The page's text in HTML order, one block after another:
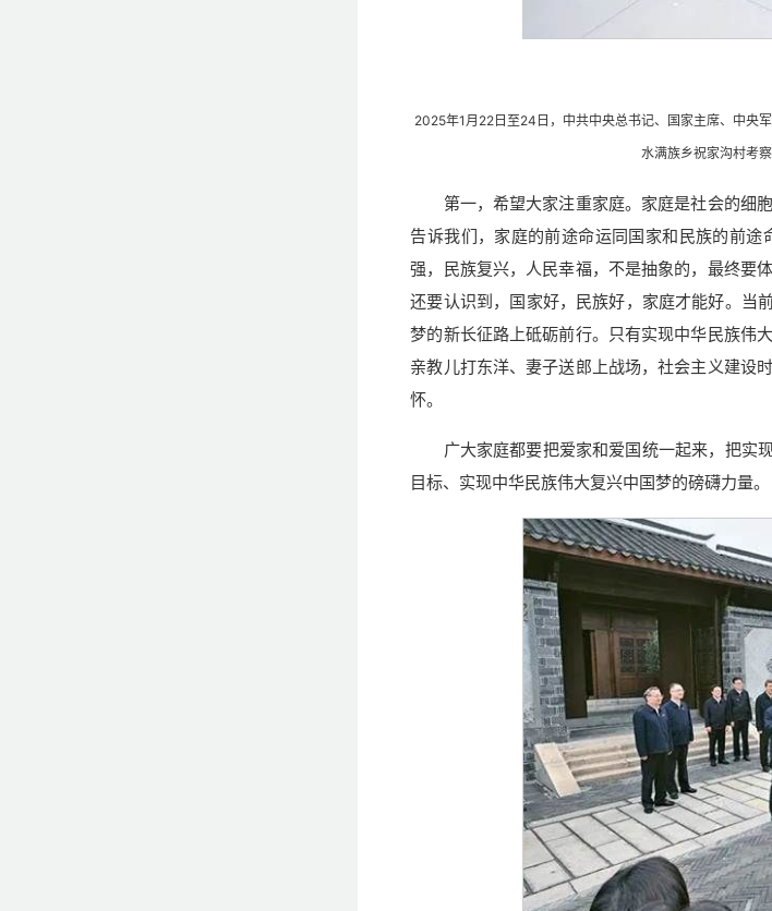
2025年1月22日至24日，中共中央总书记、国家主席、中央
水满族乡祝家沟村考
第一，希望大家注重家庭。家庭是社会的细
告诉我们，家庭的前途命运同国家和民族的前
强，民族复兴，人民幸福，不是抽象的，最终要
还要认识到，国家好，民族好，家庭才能好。当
梦的新长征路上砥砺前行。只有实现中华民族伟
亲教儿打东洋、妻子送郎上战场，社会主义建设
怀。
广大家庭都要把爱家和爱国统一起来，把实
目标、实现中华民族伟大复兴中国梦的磅礴力量。